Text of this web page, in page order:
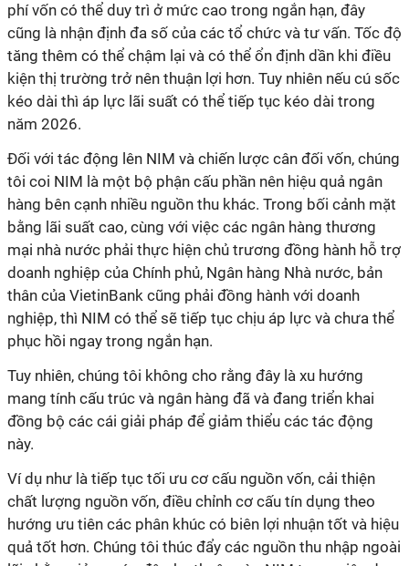
phí vốn có thể duy trì ở mức cao trong ngắn hạn, đây
cũng là nhận định đa số của các tổ chức và tư vấn. Tốc độ
tăng thêm có thể chậm lại và có thể ổn định dần khi điều
kiện thị trường trở nên thuận lợi hơn. Tuy nhiên nếu cú sốc
kéo dài thì áp lực lãi suất có thể tiếp tục kéo dài trong
năm 2026.
Đối với tác động lên NIM và chiến lược cân đối vốn, chúng
tôi coi NIM là một bộ phận cấu phần nên hiệu quả ngân
hàng bên cạnh nhiều nguồn thu khác. Trong bối cảnh mặt
bằng lãi suất cao, cùng với việc các ngân hàng thương
mại nhà nước phải thực hiện chủ trương đồng hành hỗ trợ
doanh nghiệp của Chính phủ, Ngân hàng Nhà nước, bản
thân của VietinBank cũng phải đồng hành với doanh
nghiệp, thì NIM có thể sẽ tiếp tục chịu áp lực và chưa thể
phục hồi ngay trong ngắn hạn.
Tuy nhiên, chúng tôi không cho rằng đây là xu hướng
mang tính cấu trúc và ngân hàng đã và đang triển khai
đồng bộ các cái giải pháp để giảm thiểu các tác động
này.
Ví dụ như là tiếp tục tối ưu cơ cấu nguồn vốn, cải thiện
chất lượng nguồn vốn, điều chỉnh cơ cấu tín dụng theo
hướng ưu tiên các phân khúc có biên lợi nhuận tốt và hiệu
quả tốt hơn. Chúng tôi thúc đẩy các nguồn thu nhập ngoài